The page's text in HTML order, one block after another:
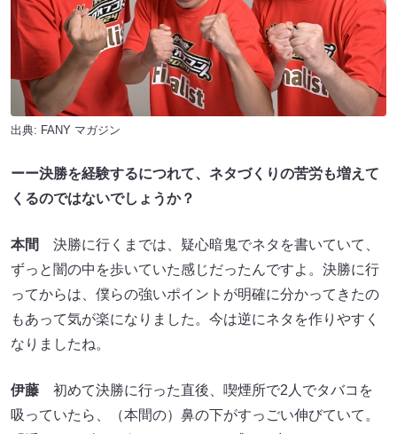
出典: FANY マガジン
ーー決勝を経験するにつれて、ネタづくりの苦労も増えて
くるのではないでしょうか？
本間
決勝に行くまでは、疑心暗鬼でネタを書いていて、
ずっと闇の中を歩いていた感じだったんですよ。決勝に行
ってからは、僕らの強いポイントが明確に分かってきたの
もあって気が楽になりました。今は逆にネタを作りやすく
なりましたね。
伊藤 初めて決勝に行った直後、喫煙所で2人でタバコを
吸っていたら、（本間の）鼻の下がすっごい伸びていて。